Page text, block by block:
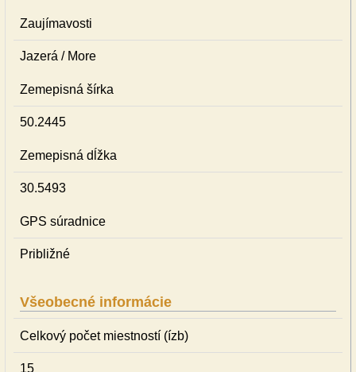
Zaujímavosti
Jazerá / More
Zemepisná šírka
50.2445
Zemepisná dĺžka
30.5493
GPS súradnice
Približné
Všeobecné informácie
Celkový počet miestností (ízb)
15